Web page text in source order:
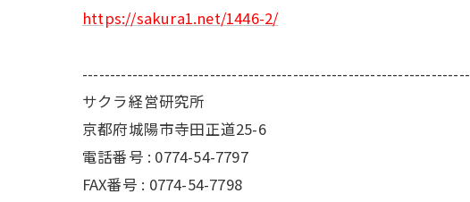
https://sakura1.net/1446-2/
----------------------------------------------------------------------
サクラ経営研究所
京都府城陽市寺田正道25-6
電話番号 : 0774-54-7797
FAX番号 : 0774-54-7798